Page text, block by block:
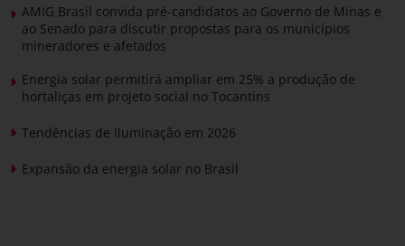
AMIG Brasil convida pré-candidatos ao Governo de Minas e
ao Senado para discutir propostas para os municípios
mineradores e afetados
Energia solar permitirá ampliar em 25% a produção de
hortaliças em projeto social no Tocantins
Tendências de Iluminação em 2026
Expansão da energia solar no Brasil